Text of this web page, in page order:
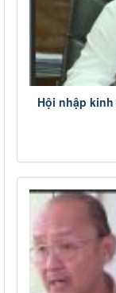
Hội nhập